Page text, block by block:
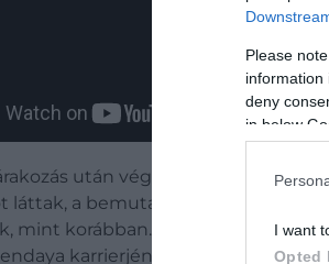
Please
information
deny
in below
I want
Opted
után végre visszatér Rue
láttak, a bemutatót pedig 2026
mint korábban. Az új évadban
karrierjének egyik